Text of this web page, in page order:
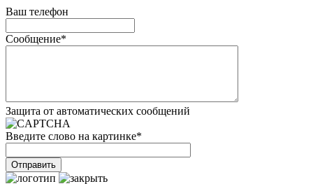
Ваш телефон
Сообщение*
Защита от автоматических сообщений
Введите слово на картинке*